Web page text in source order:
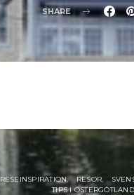
SHARE
RESEINSPIRATION RESOR
TIPS I ÖSTERGÖTLAND